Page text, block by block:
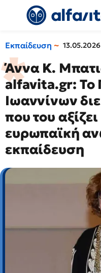
Εκπαίδευση
Άννα Κ.
alfavita.gr: Το
Ιωαννίνων
που του
ευρωπαϊκή
εκπαίδευση